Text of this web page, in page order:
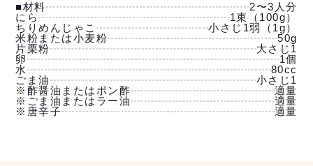
■材料
2〜3人分
にら
1束（100g）
ちりめんじゃこ
小さじ1弱（1g）
米粉または小麦粉
50g
片栗粉
大さじ1
卵
1個
水
80cc
ごま油
小さじ1
※酢醤油またはポン酢
適量
※ごま油またはラー油
適量
※唐辛子
適量